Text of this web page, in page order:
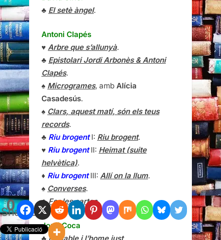
0
Shares
♣ El setè àngel.
Antoni Clapés
♥ Arbre que s’allunyà.
♣ Epistolari Jordi Arbonès & Antoni
Clapés.
♠ Microgrames, amb Alícia
Casadesús.
♠ Clars, aquest matí, són els teus
records.
♣ Riu brogentI: Riu brogent.
♥ Riu brogentII: Heimat (suite
helvètica).
♦ Riu brogentIII: Allí on la llum.
♠ Converses.
♣Fer les cartes.
Jordi Coca
♣ El diable i l’home just.